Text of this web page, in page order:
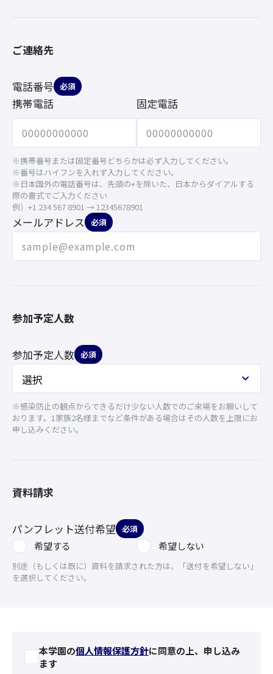
ご連絡先
電話番号 必須
携帯電話 固定電話
※携帯番号または固定番号どちらかは必ず入力してください。
※番号はハイフンを入れず入力してください。
※日本国外の電話番号は、先頭の+を除いた、日本からダイアルする
際の書式でご入力ください
例）+1 234 567 8901 → 12345678901
メールアドレス 必須
参加予定人数
参加予定人数 必須
※感染防止の観点からできるだけ少ない人数でのご来場をお願いして
おります。1家族2名様までなど条件がある場合はその人数を上限にお
申し込みください。
資料請求
パンフレット送付希望 必須
希望する 希望しない
別途（もしくは既に）資料を請求された方は、「送付を希望しない」
を選択してください。
本学園の個人情報保護方針に同意の上、申し込み
ます